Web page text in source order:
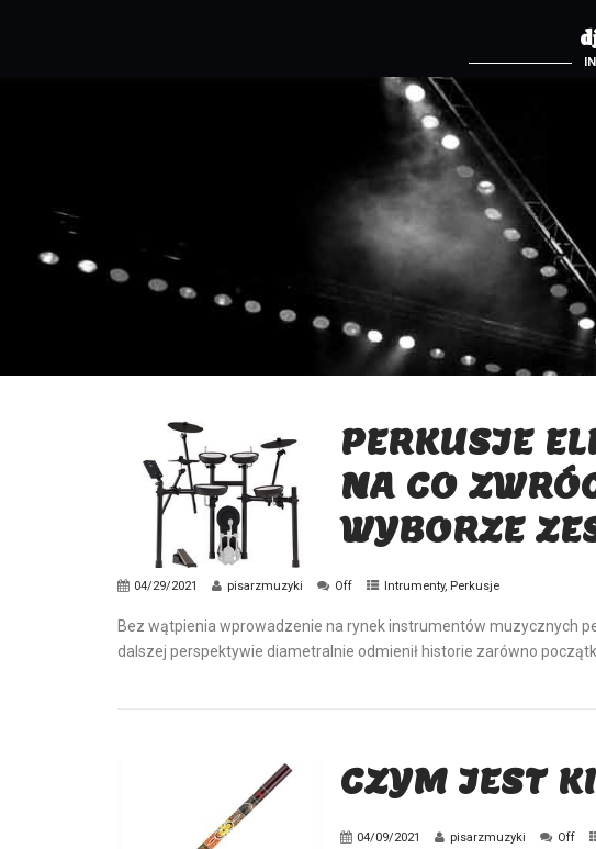
PERKUSJE
NA CO
WYBORZE
04/29/2021 pisarzmuzyki Off Intrumenty, Perkusje
Bez wątpienia wprowadzenie na rynek instrumentów muzycznych
dalszej perspektywie diametralnie odmienił historie zarówno
CZYM JEST
04/09/2021 pisarzmuzyki Off